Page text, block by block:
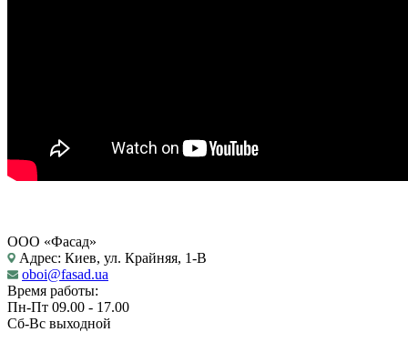
ООО «Фасад»
Адрес: Киев, ул. Крайняя, 1-В
oboi@fasad.ua
Время работы:
Пн-Пт 09.00 - 17.00
Сб-Вс выходной